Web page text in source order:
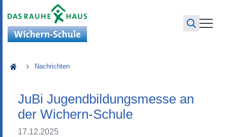
Wichern-Schule
Nachrichten
JuBi Jugendbildungsmesse an
der Wichern-Schule
17.12.2025